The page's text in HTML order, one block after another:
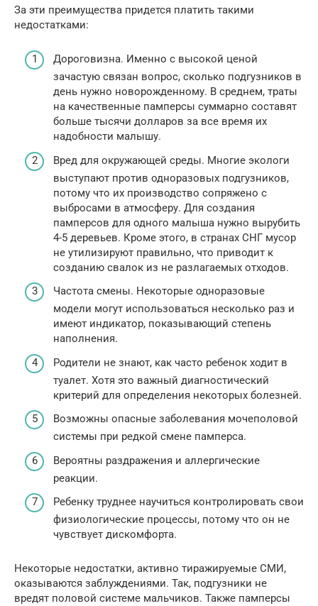
За эти преимущества придется платить такими
недостатками:
Дороговизна. Именно с высокой ценой
зачастую связан вопрос, сколько подгузников в
день нужно новорожденному. В среднем, траты
на качественные памперсы суммарно составят
больше тысячи долларов за все время их
надобности малышу.
Вред для окружающей среды. Многие экологи
выступают против одноразовых подгузников,
потому что их производство сопряжено с
выбросами в атмосферу. Для создания
памперсов для одного малыша нужно вырубить
4-5 деревьев. Кроме этого, в странах СНГ мусор
не утилизируют правильно, что приводит к
созданию свалок из не разлагаемых отходов.
Частота смены. Некоторые одноразовые
модели могут использоваться несколько раз и
имеют индикатор, показывающий степень
наполнения.
Родители не знают, как часто ребенок ходит в
туалет. Хотя это важный диагностический
критерий для определения некоторых болезней.
Возможны опасные заболевания мочеполовой
системы при редкой смене памперса.
Вероятны раздражения и аллергические
реакции.
Ребенку труднее научиться контролировать свои
физиологические процессы, потому что он не
чувствует дискомфорта.
Некоторые недостатки, активно тиражируемые СМИ,
оказываются заблуждениями. Так, подгузники не
вредят половой системе мальчиков. Также памперсы